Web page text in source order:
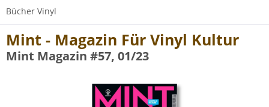
Bücher Vinyl
Mint - Magazin Für Vinyl Kultur
Mint Magazin #57, 01/23